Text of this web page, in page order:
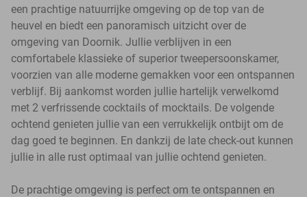
een prachtige natuurrijke omgeving op de top van de
heuvel en biedt een panoramisch uitzicht over de
omgeving van Doornik. Jullie verblijven in een
comfortabele klassieke of superior tweepersoonskamer,
voorzien van alle moderne gemakken voor een ontspannen
verblijf. Bij aankomst worden jullie hartelijk verwelkomd
met 2 verfrissende cocktails of mocktails. De volgende
ochtend genieten jullie van een verrukkelijk ontbijt om de
dag goed te beginnen. En dankzij de late check-out kunnen
jullie in alle rust optimaal van jullie ochtend genieten.
De prachtige omgeving is perfect om te ontspannen en